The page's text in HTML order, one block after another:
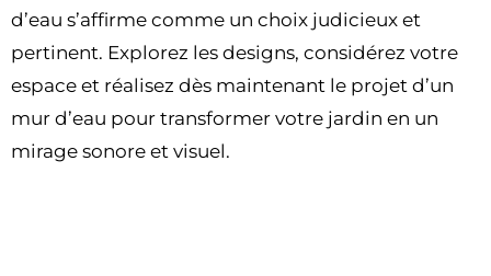
d’eau s’affirme comme un choix judicieux et
pertinent. Explorez les designs, considérez votre
espace et réalisez dès maintenant le projet d’un
mur d’eau pour transformer votre jardin en un
mirage sonore et visuel.